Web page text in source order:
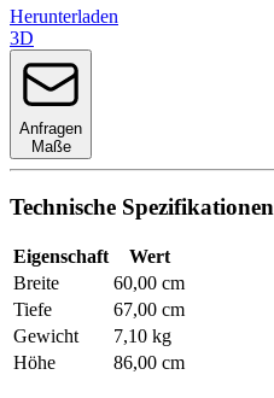
Herunterladen
3D
Anfragen
Maße
Technische Spezifikationen
Eigenschaft
Wert
Breite
60,00 cm
Tiefe
67,00 cm
Gewicht
7,10 kg
Höhe
86,00 cm